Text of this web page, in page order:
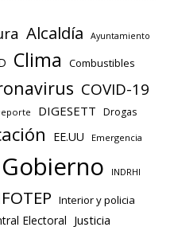
Alcaldía Ayuntamiento
Clima
Combustibles
COVID-19
DIGESETT Drogas
EE.UU Emergencia
Gobierno INDRHI
Interior y policia
Electoral Justicia